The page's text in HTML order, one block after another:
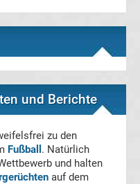
und Berichte
zu den
Fußball . Natürlich
und halten
auf dem